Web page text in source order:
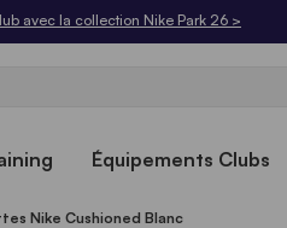
avec la collection Nike Park 26 >
Équipements Clubs
Nike Cushioned Blanc